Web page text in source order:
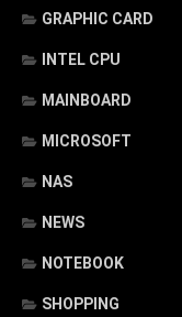
GRAPHIC CARD
INTEL CPU
MAINBOARD
MICROSOFT
NAS
NEWS
NOTEBOOK
SHOPPING